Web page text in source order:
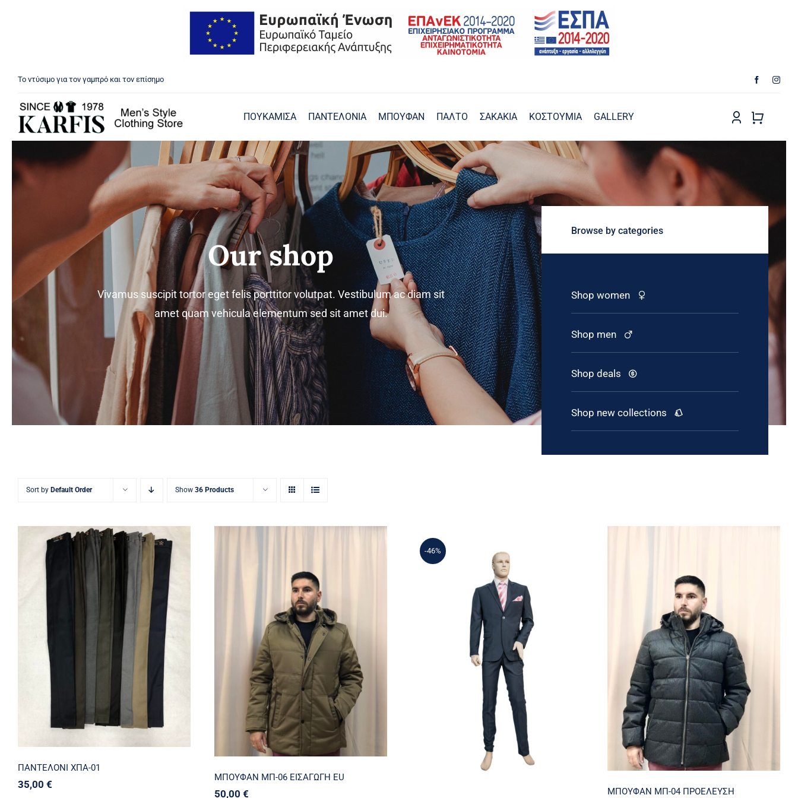
Μετάβαση
περιεχόμενο
Το ντύσιμο για τον γαμπρό και τον επίσημο
ΠΟΥΚΑΜΙΣΑ ΠΑΝΤΕΛΟΝΙΑ ΜΠΟΥΦΑΝ ΠΑΛΤΟ ΣΑΚΑΚΙΑ ΚΟΣΤΟΥΜΙΑ GALLERY
Our shop
Vivamus suscipit tortor eget felis porttitor volutpat. Vestibulum ac diam sit
amet quam vehicula elementum sed sit amet dui.
Browse by categories
Shop women
Shop men
Shop deals
Shop new collections
Sort by Default Order Show 36 Products
ΠΑΝΤΕΛΟΝΙ XΠΑ-01
ΠΑΝΤΕΛΟΝΙ XΠΑ-01
35,00 €
ΜΠΟΥΦΑΝ ΜΠ-06 ΕΙΣΑΓΩΓΗ
EU
ΜΠΟΥΦΑΝ ΜΠ-06 ΕΙΣΑΓΩΓΗ EU
50,00 €
-46%
Επίσημο Κουστούμι
ΜΠΟΥΦΑΝ ΜΠ-04
ΠΡΟΕΛΕΥΣΗ ΟΛΛΑΝΔΙΑΣ
ΜΠΟΥΦΑΝ ΜΠ-04 ΠΡΟΕΛΕΥΣΗ